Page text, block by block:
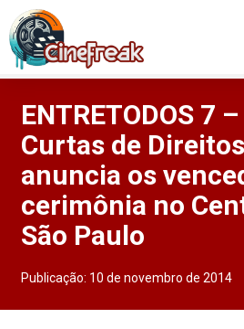
ENTRETODOS 7
Curtas de
anuncia os
cerimônia no
São Paulo
Publicação: 10 de novembro de 2014